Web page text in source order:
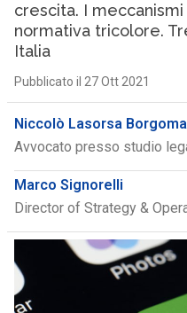
crescita. I
normativa tricolore.
Italia
Pubblicato il 27 Ott 2021
Niccolò Lasorsa
Avvocato presso studio
Marco Signorelli
Director of Strategy &